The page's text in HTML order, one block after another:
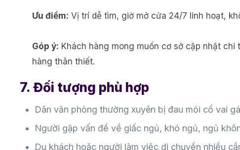
Ưu điểm: Vị trí dễ tìm, giờ mở cửa 24/7 linh hoạt,
Góp ý: Khách hàng mong muốn cơ sở cập nhật
hàng thân thiết.
7. Đối tượng phù hợp
Dân văn phòng thường xuyên bị đau mỏi cổ vai
Người gặp vấn đề về giấc ngủ, khó ngủ, ngủ
Du khách hoặc người làm việc di chuyển nhiều